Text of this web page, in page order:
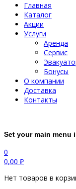
Главная
Каталог
Акции
Услуги
Аренда
Сервис
Бонусы
О компании
Доставка
Контакты
Set your main menu
0
0,00 ₽
Нет товаров в